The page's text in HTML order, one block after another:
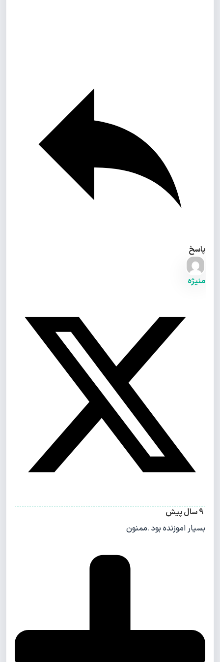
پاسخ
منیژه
بسیار اموزنده بود .ممنون